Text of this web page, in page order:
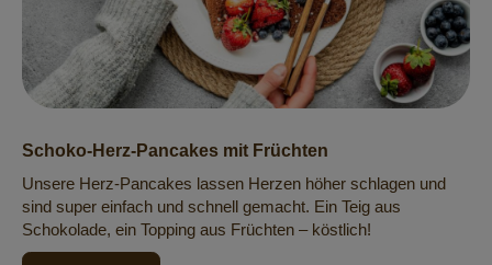
Schoko-Herz-Pancakes mit Früchten
Unsere Herz-Pancakes lassen Herzen höher schlagen und
sind super einfach und schnell gemacht. Ein Teig aus
Schokolade, ein Topping aus Früchten – köstlich!